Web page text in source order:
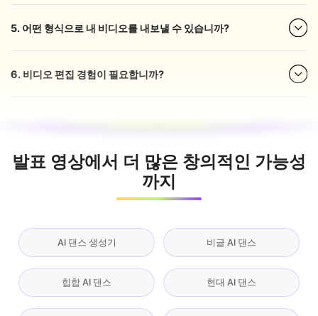
5. 어떤 형식으로 내 비디오를 내보낼 수 있습니까?
6. 비디오 편집 경험이 필요합니까?
발표 영상에서 더 많은 창의적인 가능성
까지
AI 댄스 생성기 비글 AI 댄스
힙합 AI 댄스 현대 AI 댄스